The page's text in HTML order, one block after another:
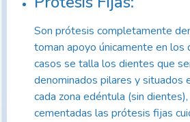
Son prótesis completamente
toman apoyo únicamente en los
casos se talla los dientes que
denominados pilares y situados
cada zona edéntula (sin
cementadas las prótesis fijas